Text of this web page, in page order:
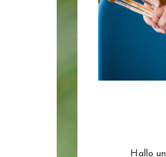
Hallo